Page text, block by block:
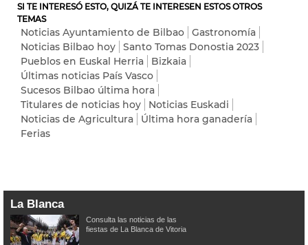
SI TE INTERESÓ ESTO, QUIZÁ TE INTERESEN ESTOS OTROS
TEMAS
Noticias Ayuntamiento de Bilbao
Gastronomía
Noticias Bilbao hoy
Santo Tomas Donostia 2023
Pueblos en Euskal Herria
Bizkaia
Últimas noticias País Vasco
Sucesos Bilbao última hora
Titulares de noticias hoy
Noticias Euskadi
Noticias de Agricultura
Última hora ganadería
Ferias
La Blanca
Consulta las noticias de las
fiestas de La Blanca de Vitoria